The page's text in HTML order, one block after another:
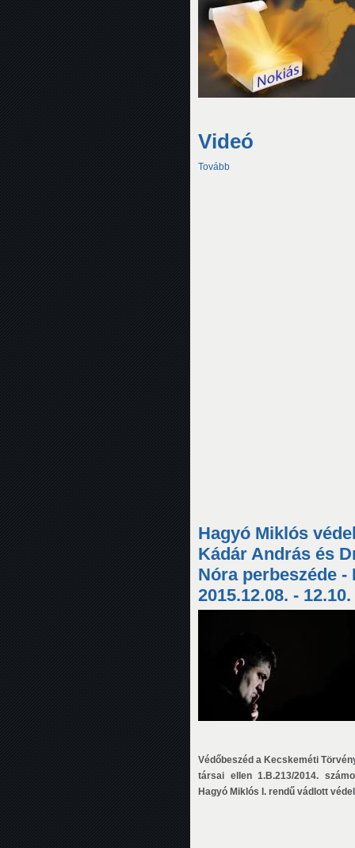
Videó
Tovább
Hagyó Miklós
Kádár András és
Nóra perbeszéde -
2015.12.08. - 12.10.
Védőbeszéd a Kecskeméti
társai ellen 1.B.213/2014.
Hagyó Miklós I. rendű vádlott